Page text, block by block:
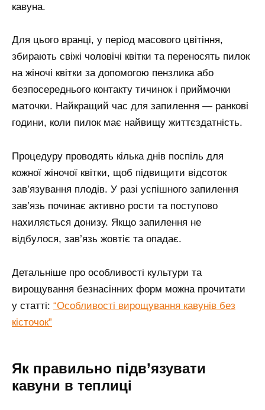
кавуна.
Для цього вранці, у період масового цвітіння,
збирають свіжі чоловічі квітки та переносять пилок
на жіночі квітки за допомогою пензлика або
безпосереднього контакту тичинок і приймочки
маточки. Найкращий час для запилення — ранкові
години, коли пилок має найвищу життєздатність.
Процедуру проводять кілька днів поспіль для
кожної жіночої квітки, щоб підвищити відсоток
зав’язування плодів. У разі успішного запилення
зав’язь починає активно рости та поступово
нахиляється донизу. Якщо запилення не
відбулося, зав’язь жовтіє та опадає.
Детальніше про особливості культури та
вирощування безнасінних форм можна прочитати
у статті: “Особливості вирощування кавунів без
кісточок”
Як правильно підв’язувати
кавуни в теплиці